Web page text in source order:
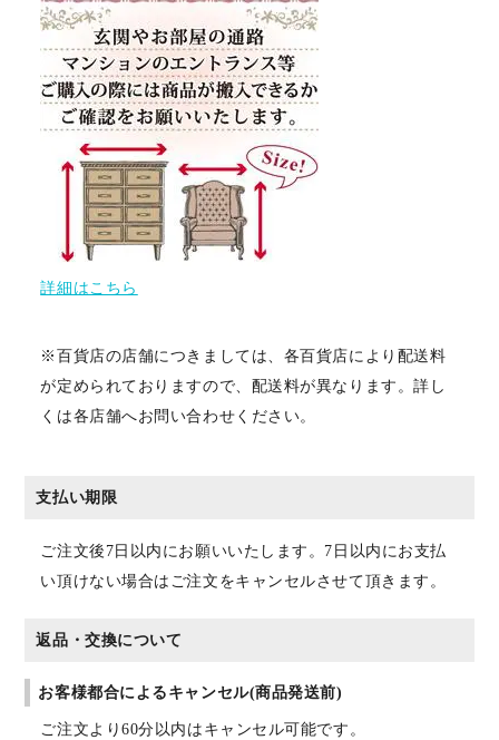
詳細はこちら
※百貨店の店舗につきましては、各百貨店により配送料
が定められておりますので、配送料が異なります。詳し
くは各店舗へお問い合わせください。
支払い期限
ご注文後7日以内にお願いいたします。7日以内にお支払
い頂けない場合はご注文をキャンセルさせて頂きます。
返品・交換について
お客様都合によるキャンセル(商品発送前)
ご注文より60分以内はキャンセル可能です。